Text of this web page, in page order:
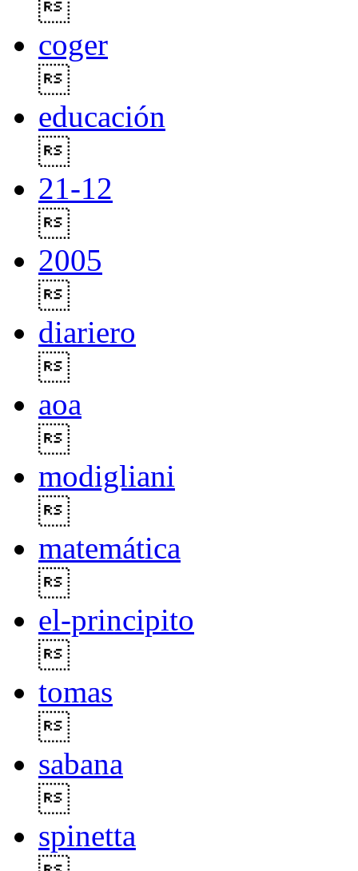
coger
educación
21-12
2005
diariero
aoa
modigliani
matemática
el-principito
tomas
sabana
spinetta